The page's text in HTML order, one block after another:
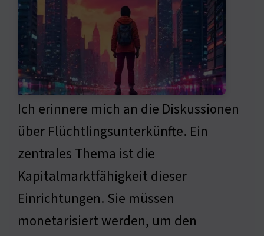
Ich erinnere mich an die Diskussionen
über Flüchtlingsunterkünfte. Ein
zentrales Thema ist die
Kapitalmarktfähigkeit dieser
Einrichtungen. Sie müssen
monetarisiert werden, um den